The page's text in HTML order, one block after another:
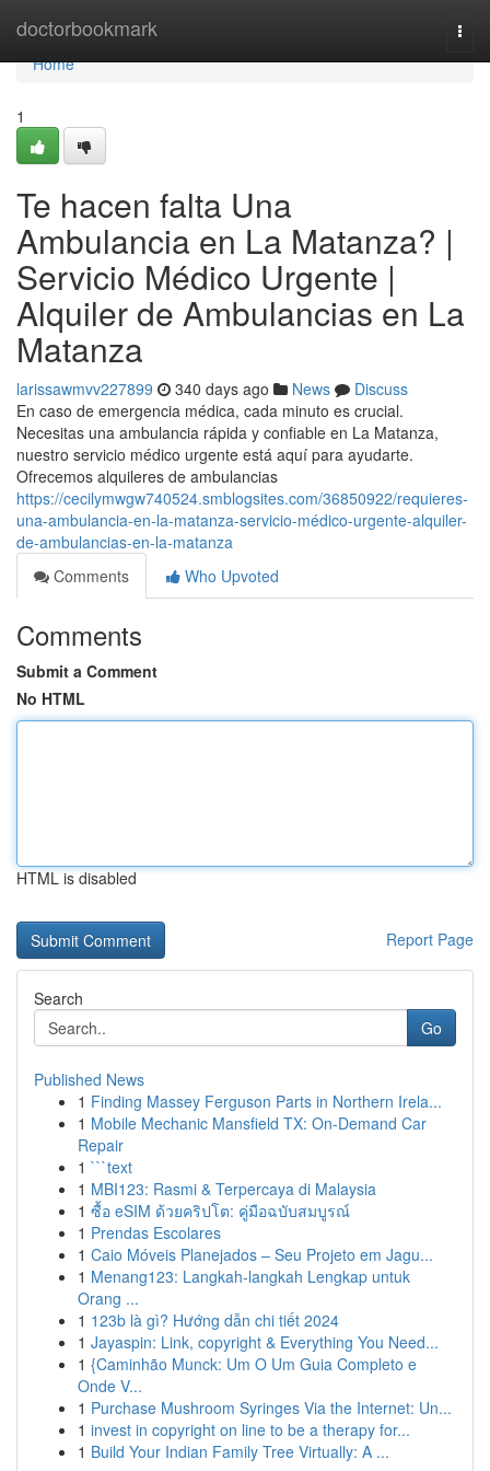
doctorbookmark
Home
Home
1
Te hacen falta Una
Ambulancia en La Matanza? |
Servicio Médico Urgente |
Alquiler de Ambulancias en La
Matanza
larissawmvv227899 340 days ago News
Discuss
En caso de emergencia médica, cada minuto es crucial.
Necesitas una ambulancia rápida y confiable en La Matanza,
nuestro servicio médico urgente está aquí para ayudarte.
Ofrecemos alquileres de ambulancias
https://cecilymwgw740524.smblogsites.com/36850922/requieres-
una-ambulancia-en-la-matanza-servicio-médico-urgente-alquiler-
de-ambulancias-en-la-matanza
Comments
Who Upvoted
Comments
Submit a Comment
No HTML
HTML is disabled
Report Page
Search
Go
Published News
1 Finding Massey Ferguson Parts in Northern Irela...
1 Mobile Mechanic Mansfield TX: On-Demand Car
Repair
1 ```text
1 MBI123: Rasmi & Terpercaya di Malaysia
1 ซื้อ eSIM ด้วยคริปโต: คู่มือฉบับสมบูรณ์
1 Prendas Escolares
1 Caio Móveis Planejados – Seu Projeto em Jagu...
1 Menang123: Langkah-langkah Lengkap untuk
Orang ...
1 123b là gì? Hướng dẫn chi tiết 2024
1 Jayaspin: Link, copyright & Everything You Need...
1 {Caminhão Munck: Um O Um Guia Completo e
Onde V...
1 Purchase Mushroom Syringes Via the Internet: Un...
1 invest in copyright on line to be a therapy for...
1 Build Your Indian Family Tree Virtually: A ...